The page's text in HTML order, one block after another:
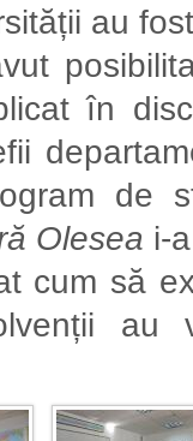
au
în
de
Olesea i-
cum să
au